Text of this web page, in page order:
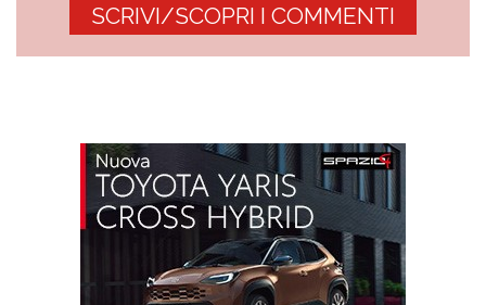
SCRIVI/SCOPRI I COMMENTI